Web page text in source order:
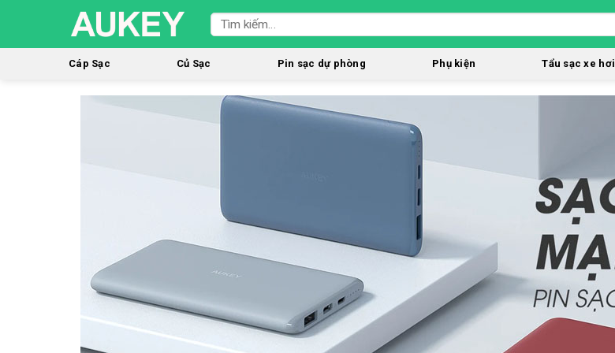
Cáp Sạc Củ Sạc Pin sạc dự phòng Phụ kiện Tẩu sạc xe hơi